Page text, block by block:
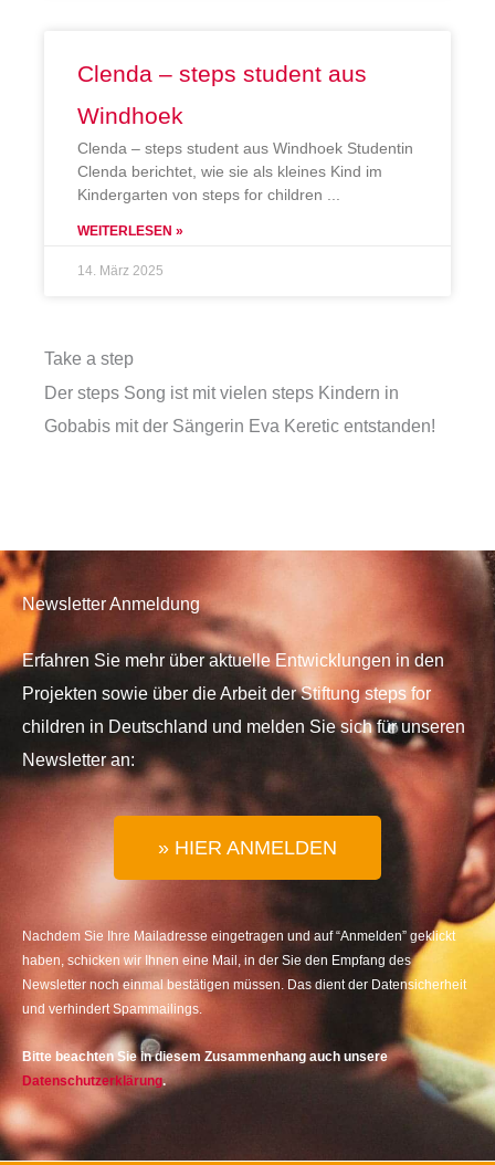
Clenda – steps student aus
Windhoek
Clenda – steps student aus Windhoek Studentin
Clenda berichtet, wie sie als kleines Kind im
Kindergarten von steps for children
WEITERLESEN »
14. März 2025
Take a step
Der steps Song ist mit vielen steps Kindern in
Gobabis mit der Sängerin Eva Keretic entstanden!
Newsletter Anmeldung
Erfahren Sie mehr über aktuelle Entwicklungen in den
Projekten sowie über die Arbeit der Stiftung steps for
children in Deutschland und melden Sie sich für unseren
Newsletter an:
» HIER ANMELDEN
Nachdem Sie Ihre Mailadresse eingetragen und auf “Anmelden” geklickt
haben, schicken wir Ihnen eine Mail, in der Sie den Empfang des
Newsletter noch einmal bestätigen müssen. Das dient der Datensicherheit
und verhindert Spammailings.
Bitte beachten Sie in diesem Zusammenhang auch unsere
Datenschutzerklärung.